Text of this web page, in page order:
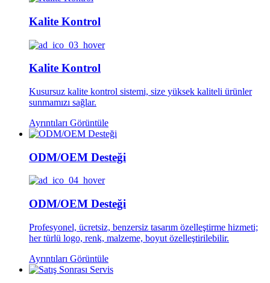
Kalite Kontrol
Kalite Kontrol
Kusursuz kalite kontrol sistemi, size yüksek kaliteli ürünler
sunmamızı sağlar.
Ayrıntıları Görüntüle
ODM/OEM Desteği
ODM/OEM Desteği
Profesyonel, ücretsiz, benzersiz tasarım özelleştirme hizmeti;
her türlü logo, renk, malzeme, boyut özelleştirilebilir.
Ayrıntıları Görüntüle